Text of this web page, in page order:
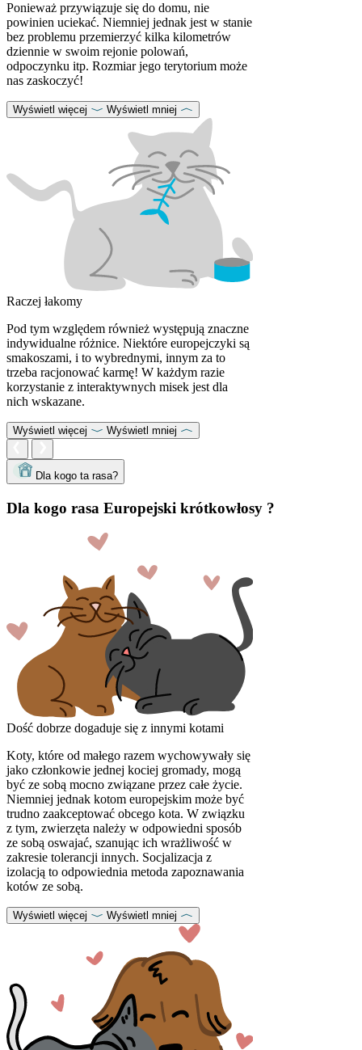
Ponieważ przywiązuje się do domu, nie
powinien uciekać. Niemniej jednak jest w stanie
bez problemu przemierzyć kilka kilometrów
dziennie w swoim rejonie polowań,
odpoczynku itp. Rozmiar jego terytorium może
nas zaskoczyć!
Wyświetl więcej Wyświetl mniej
Raczej łakomy
Pod tym względem również występują znaczne
indywidualne różnice. Niektóre europejczyki są
smakoszami, i to wybrednymi, innym za to
trzeba racjonować karmę! W każdym razie
korzystanie z interaktywnych misek jest dla
nich wskazane.
Wyświetl więcej Wyświetl mniej
Dla kogo ta rasa?
Dla kogo rasa Europejski krótkowłosy ?
Dość dobrze dogaduje się z innymi kotami
Koty, które od małego razem wychowywały się
jako członkowie jednej kociej gromady, mogą
być ze sobą mocno związane przez całe życie.
Niemniej jednak kotom europejskim może być
trudno zaakceptować obcego kota. W związku
z tym, zwierzęta należy w odpowiedni sposób
ze sobą oswajać, szanując ich wrażliwość w
zakresie tolerancji innych. Socjalizacja z
izolacją to odpowiednia metoda zapoznawania
kotów ze sobą.
Wyświetl więcej Wyświetl mniej